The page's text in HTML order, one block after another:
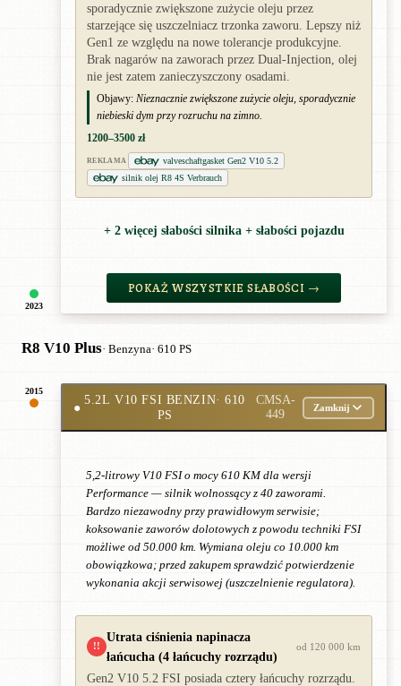
2023
sporadycznie zwiększone zużycie oleju przez
starzejące się uszczelniacz trzonka zaworu. Lepszy niż
Gen1 ze względu na nowe tolerancje produkcyjne.
Brak nagarów na zaworach przez Dual-Injection, olej
nie jest zatem zanieczyszczony osadami.
Objawy: Nieznacznie zwiększone zużycie oleju, sporadycznie
niebieski dym przy rozruchu na zimno.
1200–3500 zł
REKLAMA
valveschaftgasket Gen2 V10 5.2
silnik olej R8 4S Verbrauch
+ 2 więcej słabości silnika + słabości pojazdu
POKAŻ WSZYSTKIE SŁABOŚCI →
R8 V10 Plus· Benzyna· 610 PS
2015
●
5.2L V10 FSI BENZIN· 610
PS
CMSA-
449
Zamknij
5,2-litrowy V10 FSI o mocy 610 KM dla wersji
Performance — silnik wolnossący z 40 zaworami.
Bardzo niezawodny przy prawidłowym serwisie;
koksowanie zaworów dolotowych z powodu techniki FSI
możliwe od 50.000 km. Wymiana oleju co 10.000 km
obowiązkowa; przed zakupem sprawdzić potwierdzenie
wykonania akcji serwisowej (uszczelnienie regulatora).
!!
Utrata ciśnienia napinacza
łańcucha (4 łańcuchy rozrządu)
od 120 000 km
Gen2 V10 5.2 FSI posiada cztery łańcuchy rozrządu.